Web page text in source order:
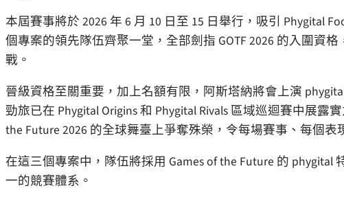
本屆賽事將於 2026 年 6 月 10 日至 15 日舉行，吸引 Phygital
個專案的領先隊伍齊聚一堂，全部劍指 GOTF 2026 的入圍資
戰。
晉級資格至關重要，加上名額有限，阿斯塔納將會上演
勁旅已在 Phygital Origins 和 Phygital Rivals 區域巡迴賽中展露
the Future 2026 的全球舞臺上爭奪殊榮，令每場賽事、每個表
在這三個專案中，隊伍將採用 Games of the Future 的
一的競賽體系。